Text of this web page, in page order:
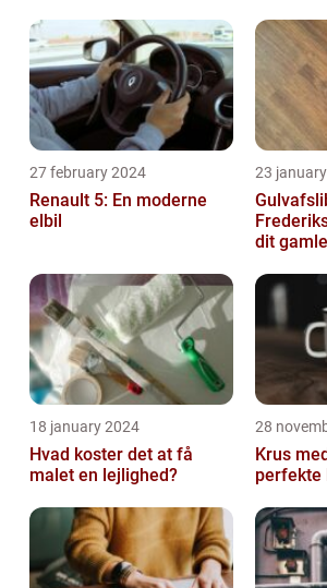
27 february 2024
Renault 5: En moderne
elbil
23
dit
18 january 2024
Hvad koster det at få
malet en lejlighed?
28
Krus